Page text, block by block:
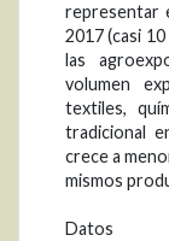
representar
2017 (casi
las
volumen
textiles,
tradicional
crece a
mismos
Datos